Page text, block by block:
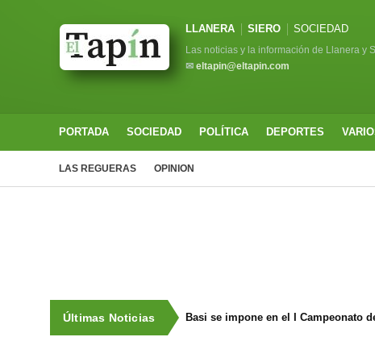
LLANERA SIERO SOCIEDAD
Las noticias y la información de Llanera y
✉ eltapin@eltapin.com
PORTADA SOCIEDAD POLÍTICA DEPORTES
LAS REGUERAS OPINION
Últimas Noticias Basi se impone en el I Campeonato